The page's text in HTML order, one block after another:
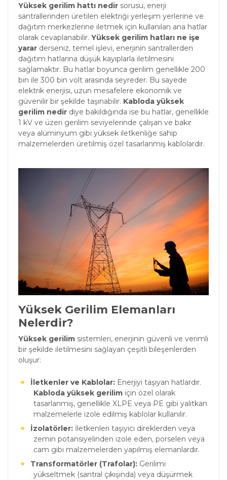
Yüksek gerilim hattı nedir sorusu, enerji
santrallerinden üretilen elektriği yerleşim yerlerine ve
dağıtım merkezlerine iletmek için kullanılan ana hatlar
olarak cevaplanabilir. Yüksek gerilim hatları ne işe
yarar derseniz, temel işlevi, enerjinin santrallerden
dağıtım hatlarına düşük kayıplarla iletilmesini
sağlamaktır. Bu hatlar boyunca gerilim genellikle 200
bin ile 300 bin volt arasında seyreder. Bu sayede
elektrik enerjisi, uzun mesafelere ekonomik ve
güvenilir bir şekilde taşınabilir. Kabloda yüksek
gerilim nedir diye bakıldığında ise bu hatlar, genellikle
1 kV ve üzeri gerilim seviyelerinde çalışan ve bakır
veya alüminyum gibi yüksek iletkenliğe sahip
malzemelerden üretilmiş özel tasarlanmış kablolardır.
Yüksek Gerilim Elemanları
Nelerdir?
Yüksek gerilim sistemleri, enerjinin güvenli ve verimli
bir şekilde iletilmesini sağlayan çeşitli bileşenlerden
oluşur:
İletkenler ve Kablolar: Enerjiyi taşıyan hatlardır.
Kabloda yüksek gerilim için özel olarak
tasarlanmış, genellikle XLPE veya PE gibi yalıtkan
malzemelerle izole edilmiş kablolar kullanılır.
İzolatörler: İletkenleri taşıyıcı direklerden veya
zemin potansiyelinden izole eden, porselen veya
cam gibi malzemelerden yapılmış elemanlardır.
Transformatörler (Trafolar): Gerilimi
yükseltmek (santral çıkışında) veya düşürmek